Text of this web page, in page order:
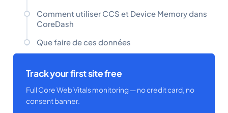
Comment utiliser CCS et Device Memory dans
CoreDash
Que faire de ces données
Track your first site free
Full Core Web Vitals monitoring — no credit card, no
consent banner.